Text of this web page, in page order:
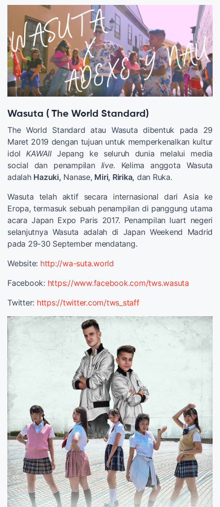
Wasuta ( The World Standard)
The World Standard atau Wasuta dibentuk pada 29
Maret 2019 dengan tujuan untuk memperkenalkan kultur
idol KAWAIIJepang ke seluruh dunia melalui media
social dan penampilan live. Kelima anggota Wasuta
adalah Hazuki, Nanase, Miri, Ririka, dan Ruka.
Wasuta telah aktif secara internasional dari Asia ke
Eropa, termasuk sebuah penampilan di panggung utama
acara Japan Expo Paris 2017. Penampilan luart negeri
selanjutnya Wasuta adalah di Japan Weekend Madrid
pada 29-30 September mendatang.
Website: http://wa-suta.world
Facebook: https://www.facebook.com/tws.wasuta
Twitter: https://twitter.com/tws_staff